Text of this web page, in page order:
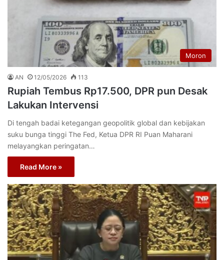
Moron
AN 12/05/2026 113
Rupiah Tembus Rp17.500, DPR pun Desak
Lakukan Intervensi
Di tengah badai ketegangan geopolitik global dan kebijakan
suku bunga tinggi The Fed, Ketua DPR RI Puan Maharani
melayangkan peringatan…
Read More »